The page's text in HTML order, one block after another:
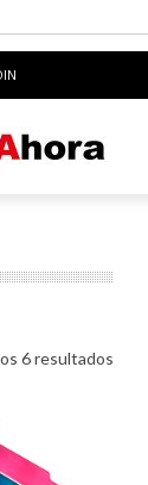
6 resultados